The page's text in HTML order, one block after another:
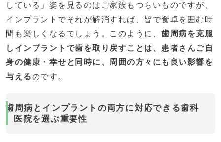
している」姿を見るのはご家族もつらいものですが、
インプラントでそれが解消すれば、皆で食卓を囲む時
間も楽しくなるでしょう。このように、 歯周病を克服
しインプラントで歯を取り戻すことは、患者さんご自
身の健康・幸せと同時に、周囲の方々にも良い影響を
与えるのです。
歯周病とインプラントの両方に対応できる歯科
医院を選ぶ重要性